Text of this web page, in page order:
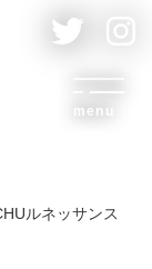
menu
ルネッサンス